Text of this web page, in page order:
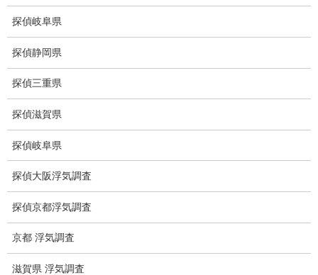
盗聴器の種類
ご依頼の注意点
世界の盗聴事情
弊社が選ばれる理由
盗撮器
盗撮調査愛知県
探偵岐阜県
探偵静岡県
探偵三重県
探偵滋賀県
探偵岐阜県
探偵大阪浮気調査
探偵京都浮気調査
京都 浮気調査
滋賀県 浮気調査